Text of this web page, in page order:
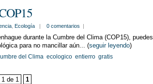
Ecología | 0 comentarios |
durante la Cumbre del Clima (COP15), puedes
para no mancillar aún... (seguir leyendo)
del Clima ecologico entierro gratis
1 de 1 1